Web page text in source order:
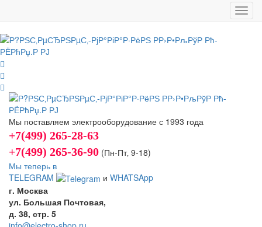
Мы поставляем электрооборудование с 1993 года
+7(499) 265-28-63
+7(499) 265-36-90 (Пн-Пт‚ 9-18)
Мы теперь в
TELEGRAM
и WHATSApp
г. Москва
ул. Большая Почтовая,
д. 38, стр. 5